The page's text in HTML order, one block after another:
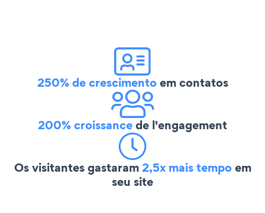
250% de crescimentoem contatos
200% croissancede l'engagement
Os visitantes gastaram2,5x mais tempoem
seu site